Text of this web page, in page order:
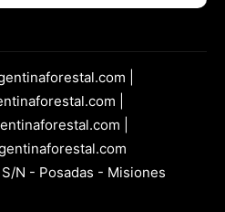
|
|
|
N - Posadas - Misiones